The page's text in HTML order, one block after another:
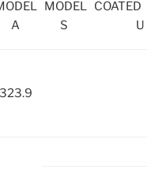
A
MODEL
S
COATED
U
323.9